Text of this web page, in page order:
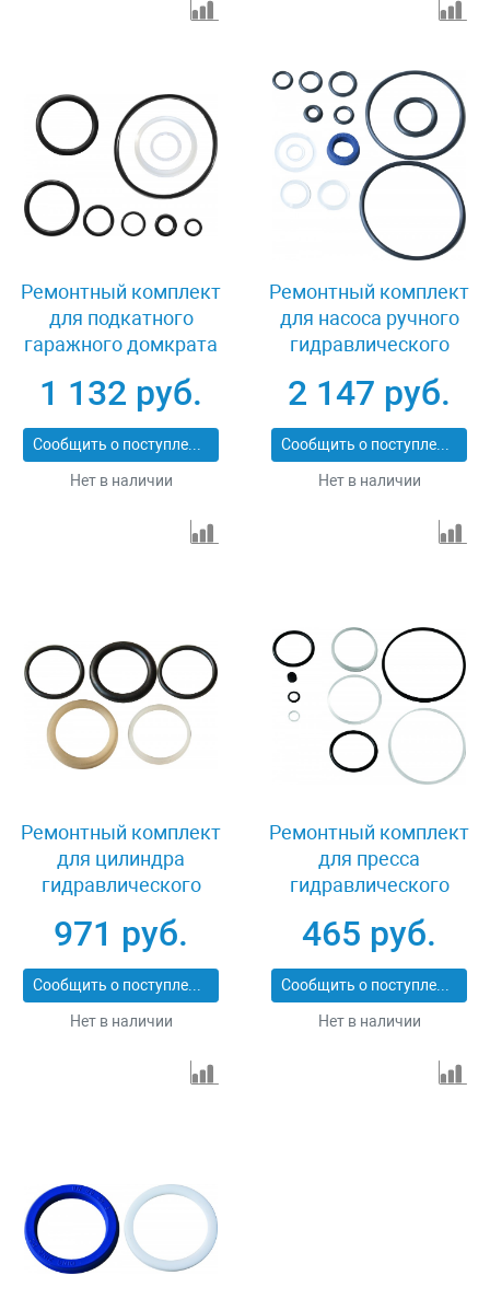
Ремонтный комплект
для подкатного
гаражного домкрата
OHT233RK
1 132 руб.
Сообщить о поступлении
Нет в наличии
Ремонтный комплект
для насоса ручного
гидравлического
OHT810MRK
2 147 руб.
Сообщить о поступлении
Нет в наличии
Ремонтный комплект
для цилиндра
гидравлического
(OHT505M) 5 т Ombra
OHT505MRK
971 руб.
Сообщить о поступлении
Нет в наличии
Ремонтный комплект
для пресса
гидравлического
модульного
(OHT612M) 12 т Ombra
OHT612MRK
465 руб.
Сообщить о поступлении
Нет в наличии